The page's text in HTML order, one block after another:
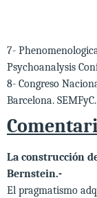
7-
Psychoanalysis
8- Congreso
Barcelona.
La construcción
Bernstein.-
El pragmatismo